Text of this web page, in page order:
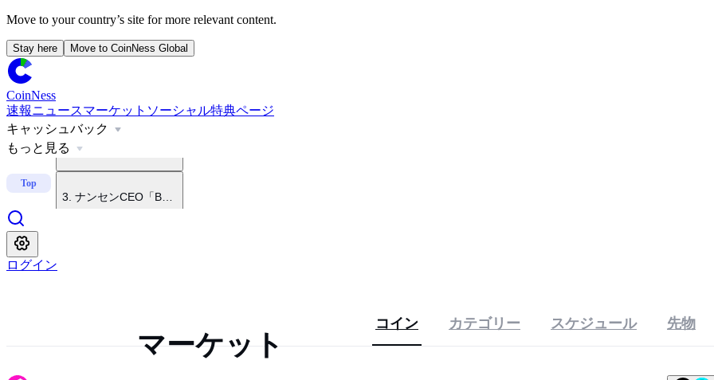
Move to your country’s site for more relevant content.
Stay here Move to CoinNess Global
CoinNess
速報ニュースマーケット ソーシャル特典ページ
キャッシュバック
もっと見る
Top
2.グレースケール、クラリティ法年内成立は困難と分析
ログイン
マーケット
コイン カテゴリー スケジュール 先物